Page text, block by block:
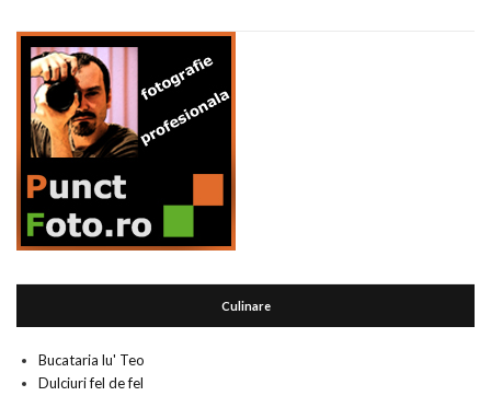
Culinare
Bucataria lu' Teo
Dulciuri fel de fel